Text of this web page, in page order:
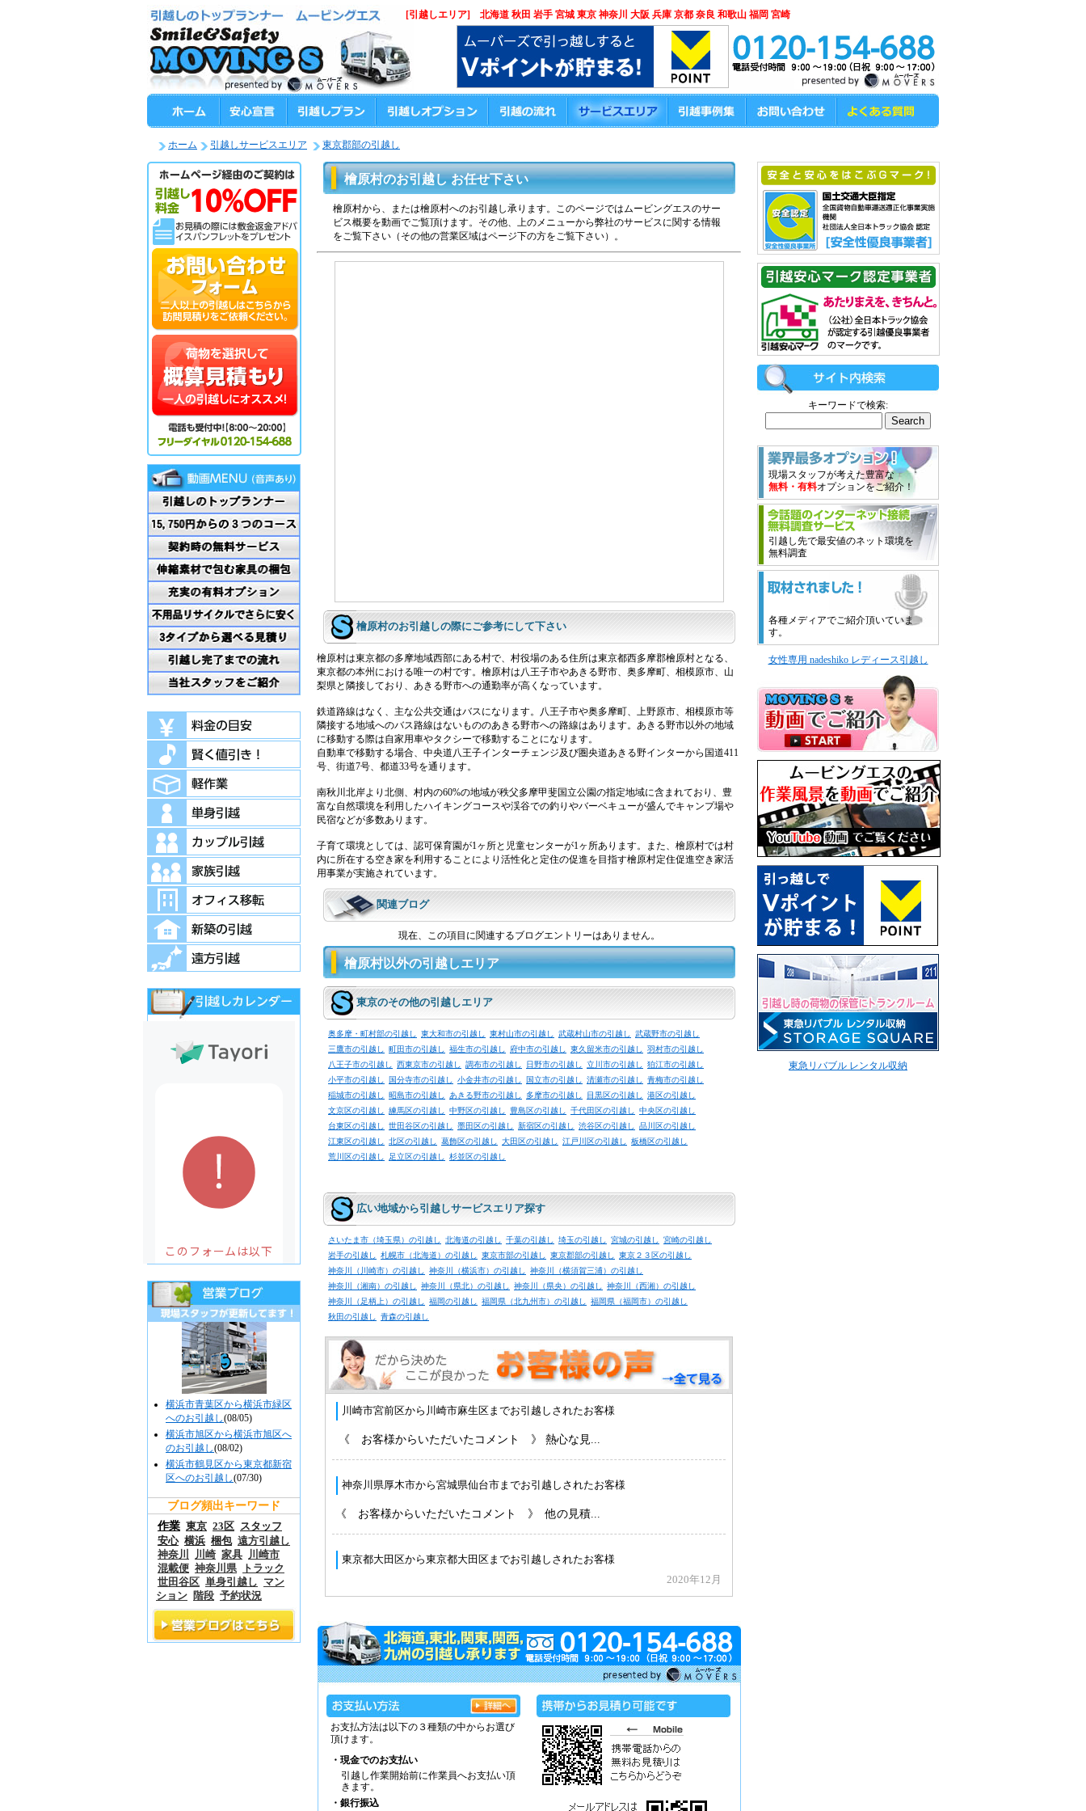
ホーム 引越しサービスエリア 東京郡部の引越し
檜原村のお引越し お任せ下さい
檜原村から、または檜原村へのお引越し承ります。このページではムービングエスのサー
ビス概要を動画でご覧頂けます。その他、上のメニューから弊社のサービスに関する情報
をご覧下さい（その他の営業区域はページ下の方をご覧下さい）。
檜原村のお引越しの際にご参考にして下さい
檜原村は東京都の多摩地域西部にある村で、村役場のある住所は東京都西多摩郡檜原村となる、
東京都の本州における唯一の村です。檜原村は八王子市やあきる野市、奥多摩町、相模原市、山
梨県と隣接しており、あきる野市への通勤率が高くなっています。
鉄道路線はなく、主な公共交通はバスになります。八王子市や奥多摩町、上野原市、相模原市等
隣接する地域へのバス路線はないもののあきる野市への路線はあります。あきる野市以外の地域
に移動する際は自家用車やタクシーで移動することになります。
自動車で移動する場合、中央道八王子インターチェンジ及び圏央道あきる野インターから国道411
号、街道7号、都道33号を通ります。
南秋川北岸より北側、村内の60%の地域が秩父多摩甲斐国立公園の指定地域に含まれており、豊
富な自然環境を利用したハイキングコースや渓谷での釣りやバーベキューが盛んでキャンプ場や
民宿などが多数あります。
子育て環境としては、認可保育園が1ヶ所と児童センターが1ヶ所あります。また、檜原村では村
内に所在する空き家を利用することにより活性化と定住の促進を目指す檜原村定住促進空き家活
用事業が実施されています。
関連ブログ
現在、この項目に関連するブログエントリーはありません。
檜原村以外の引越しエリア
東京のその他の引越しエリア
奥多摩・町村部の引越し 東大和市の引越し 東村山市の引越し 武蔵村山市の引越し
武蔵野市の引越し
三鷹市の引越し
町田市の引越し 福生市の引越し 府中市の引越し 東久留米市の引越し
羽村市の引越し
八王子市の引越し
西東京市の引越し 調布市の引越し 日野市の引越し 立川市の引越し
狛江市の引越し
小平市の引越し
国分寺市の引越し 小金井市の引越し 国立市の引越し 清瀬市の引越し
青梅市の引越し
稲城市の引越し
昭島市の引越し あきる野市の引越し 多摩市の引越し 目黒区の引越し
港区の引越し
文京区の引越し
練馬区の引越し 中野区の引越し 豊島区の引越し 千代田区の引越し
中央区の引越し
台東区の引越し
世田谷区の引越し 墨田区の引越し 新宿区の引越し 渋谷区の引越し
品川区の引越し
江東区の引越し
北区の引越し 葛飾区の引越し 大田区の引越し 江戸川区の引越し
板橋区の引越し
荒川区の引越し
足立区の引越し 杉並区の引越し
広い地域から引越しサービスエリア探す
さいたま市（埼玉県）の引越し 北海道の引越し 千葉の引越し 埼玉の引越し 宮城の引越し
宮崎の引越し
岩手の引越し
札幌市（北海道）の引越し 東京市部の引越し 東京郡部の引越し
東京２３区の引越し
神奈川（川崎市）の引越し
神奈川（横浜市）の引越し
神奈川（横須賀三浦）の引越し
神奈川（湘南）の引越し
神奈川（県北）の引越し 神奈川（県央）の引越し
神奈川（西湘）の引越し
神奈川（足柄上）の引越し
福岡の引越し 福岡県（北九州市）の引越し
福岡県（福岡市）の引越し
秋田の引越し
青森の引越し
お支払方法は以下の３種類の中からお選び
頂けます。
・現金でのお支払い
引越し作業開始前に作業員へお支払い頂
きます。
・銀行振込
横浜市青葉区から横浜市緑区
へのお引越し(08/05)
横浜市旭区から横浜市旭区へ
のお引越し(08/02)
横浜市鶴見区から東京都新宿
区へのお引越し(07/30)
ブログ頻出キーワード
作業 東京 23区 スタッフ
安心 横浜 梱包 遠方引越し
神奈川
川崎 家具 川崎市
混載便 神奈川県
トラック
世田谷区 単身引越し
マン
ション
階段 予約状況
キーワードで検索:
現場スタッフが考えた豊富な
無料・有料オプションをご紹介！
引越し先で最安値のネット環境を
無料調査
各種メディアでご紹介頂いていま
す。
女性専用 nadeshiko レディース引越し
東急リバブル レンタル収納
[引越しエリア] 北海道 秋田 岩手 宮城 東京 神奈川 大阪 兵庫 京都 奈良 和歌山 福岡 宮崎